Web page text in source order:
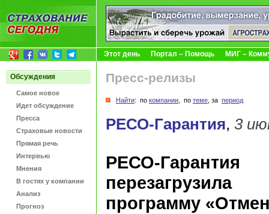
Этот день Портал – Помощь МИГ –
Обсуждения
Самое новое
Идет обсуждение
Пресса
Страховые новости
Прямая речь
Интервью
Мнения
В гостях у компании
Анализ
Прогноз
Пресс-релизы
Найти: по компании , по теме , за период
РЕСО-Гарантия, 3
РЕСО-Гарантия
перезагрузила
программу